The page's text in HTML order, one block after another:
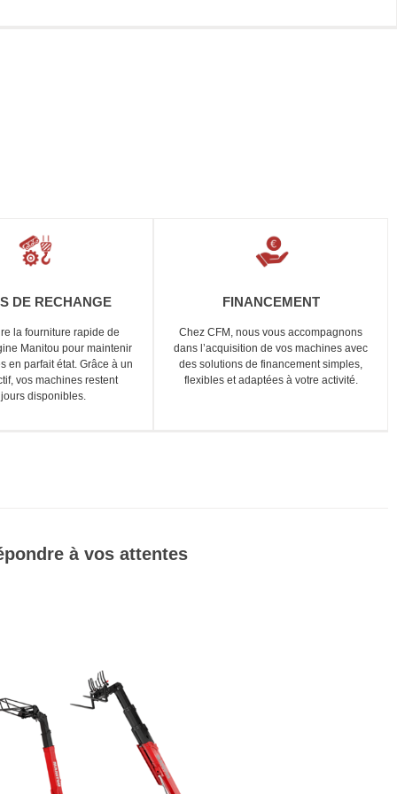
DE RECHANGE
la fourniture rapide de
Manitou pour maintenir
en parfait état. Grâce à un
vos machines restent
disponibles.
FINANCEMENT
Chez CFM, nous vous accompagnons
dans l’acquisition de vos machines avec
des solutions de financement simples,
flexibles et adaptées à votre activité.
à vos attentes